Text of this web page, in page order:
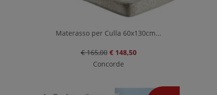
Materasso per Culla 60x130cm...
€ 165,00 € 148,50
Concorde